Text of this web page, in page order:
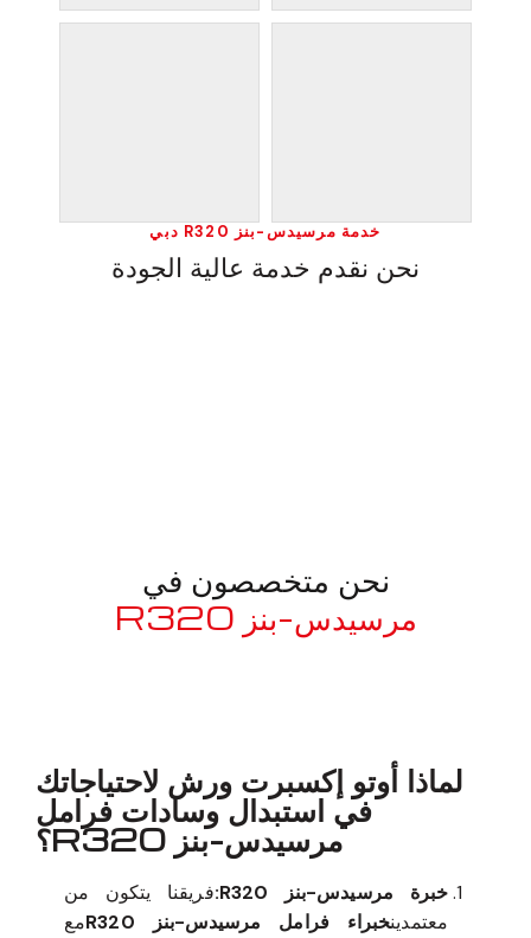
خدمة مرسيدس-بنز R320 دبي
نحن نقدم خدمة عالية الجودة
نحن متخصصون في
مرسيدس-بنز R320
لماذا أوتو إكسبرت ورش لاحتياجاتك
في استبدال وسادات فرامل
مرسيدس-بنز R320؟
خبرة مرسيدس-بنز R320:
فريقنا يتكون من
معتمدينخبراء فرامل مرسيدس-بنز R320
مع